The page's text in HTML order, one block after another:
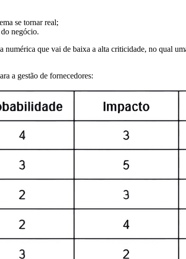
se tornar real;
negócio.
numérica que vai de baixa a alta criticidade, no qual
a gestão de fornecedores: